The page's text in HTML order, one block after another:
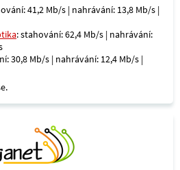
41,2 Mb/s | nahrávání: 13,8 Mb/s |
: stahování: 62,4 Mb/s | nahrávání:
30,8 Mb/s | nahrávání: 12,4 Mb/s |